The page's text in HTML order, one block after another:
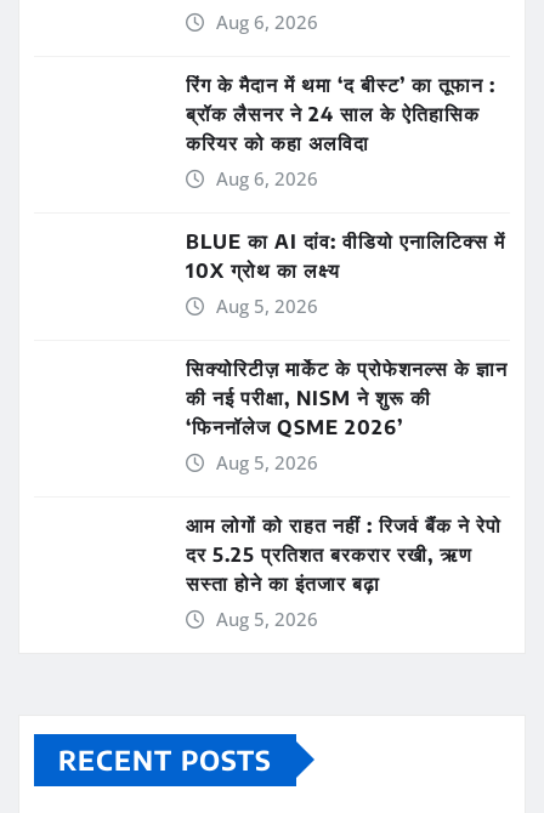
Aug 6, 2026
रिंग के मैदान में थमा ‘द बीस्ट’ का तूफान :
ब्रॉक लैसनर ने 24 साल के ऐतिहासिक
करियर को कहा अलविदा
Aug 6, 2026
BLUE का AI दांव: वीडियो एनालिटिक्स में
10X ग्रोथ का लक्ष्य
Aug 5, 2026
सिक्योरिटीज़ मार्केट के प्रोफेशनल्स के ज्ञान
की नई परीक्षा, NISM ने शुरू की
‘फिननॉलेज QSME 2026’
Aug 5, 2026
आम लोगों को राहत नहीं : रिजर्व बैंक ने रेपो
दर 5.25 प्रतिशत बरकरार रखी, ऋण
सस्ता होने का इंतजार बढ़ा
Aug 5, 2026
RECENT POSTS